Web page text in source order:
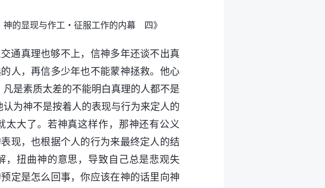
显现与作工・征服工作的内幕 四》
通真理也够不上，信神多年还谈不出真
人，再信多少年也不能蒙神拯救。他心
是素质太差的不能明白真理的人都不是
为神不是按着人的表现与行为来定人的
大了。若神真这样作，那神还有公义
现，也根据个人的行为来最终定人的结
，扭曲神的意思，导致自己总是悲观失
定是怎么回事，你应该在神的话里向神